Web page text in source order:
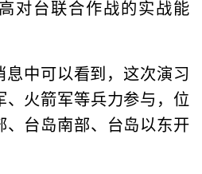
对台联合作战的实战能
息中可以看到，这次演习
、火箭军等兵力参与，位
、台岛南部、台岛以东开